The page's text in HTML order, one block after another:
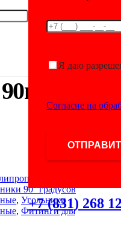
Я даю
Согласие на
+7 (831) 268
D32
90° градусов
, Угольники
, Фитинги для